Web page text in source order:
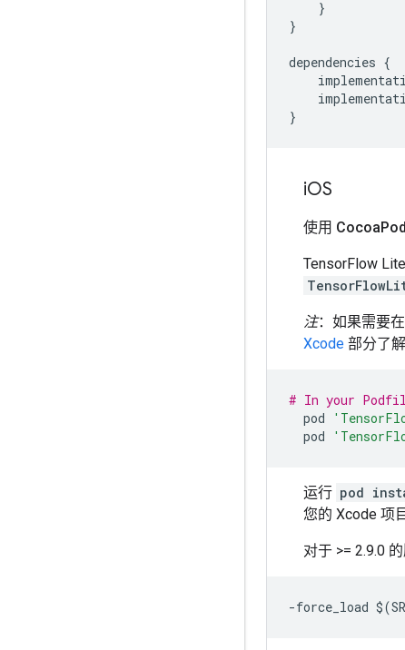
}
}
dependencies {
}
iOS
使用 Cocoa
TensorFlow
注：如果需要在
Xcode 部分了
# In your
pod
pod
运行 pod
您的 Xcode 项
对于 >= 2.9.0 的